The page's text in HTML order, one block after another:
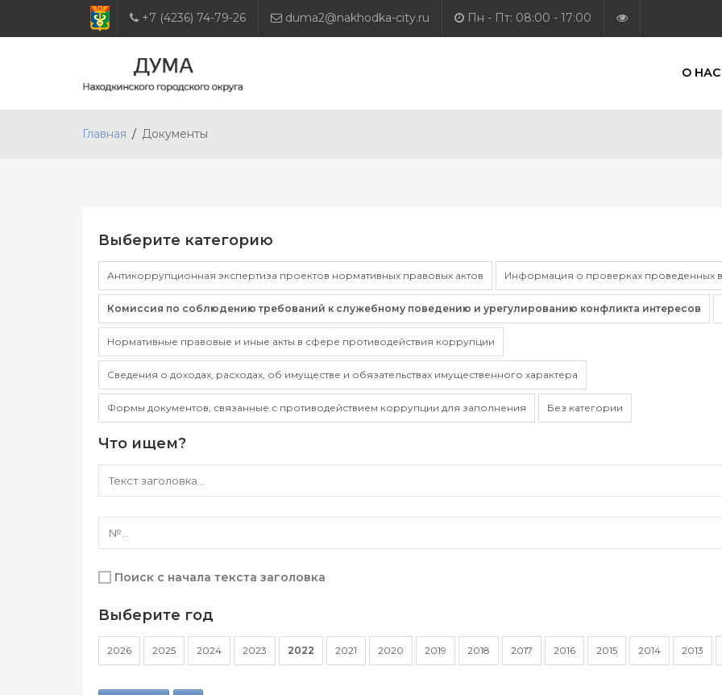
+7 (4236) 74-79-26 duma2@nakhodka-city.ru Пн - Пт: 08:00 - 17:00
О НАС
Главная Документы
Выберите категорию
Антикоррупционная экспертиза проектов нормативных правовых актов Информация о проверках проведенных
Комиссия по соблюдению требований к служебному поведению и урегулированию конфликта интересов
Нормативные правовые и иные акты в сфере противодействия коррупции
Сведения о доходах, расходах, об имуществе и обязательствах имущественного характера
Формы документов, связанные с противодействием коррупции для заполнения Без категории
Что ищем?
Поиск с начала текста заголовка
Выберите год
2026 2025 2024 2023 2022 2021 2020 2019 2018 2017 2016 2015 2014 2013